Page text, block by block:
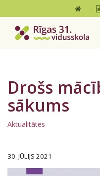
Drošs
sākums
Aktualitātes
30. JŪLIJS 2021